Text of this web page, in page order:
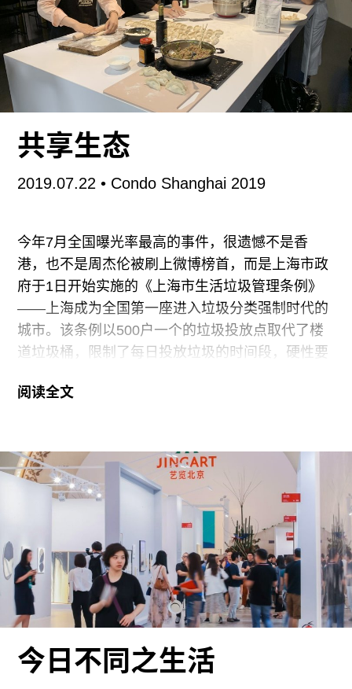
面”等复杂含义，但身为中国人，我在看到这个中日
两国通用的文字时，往往还是习惯性地只想到“感
情”一个层面的意思。关于本届三年展的主题，艺术
总监津田大介在展览概述中是这样说的：
有三种意思，‘感觉导致的心里变化（感情、情
情、关怀（爱情、情趣）’。
……
信息过多也是一种灾难。每天，我们利用各种手段
获取信息，而‘感情’也因此而发生动摇。
……
相较于‘事实’，想要相信某个对象的那种感情要来
由此可见，本届三年展主题中的“情”字需要放到更
广泛的意义网络中来理解。Anna
共享生态
2019.07.22• Condo Shanghai 2019
今年7月全国曝光率最高的事件，很遗憾不是香
港，也不是周杰伦被刷上微博榜首，而是上海市政
府于1日开始实施的《上海市生活垃圾管理条例》
——上海成为全国第一座进入垃圾分类强制时代的
城市。该条例以500户一个的垃圾投放点取代了楼
道垃圾桶，限制了每日投放垃圾的时间段，硬性要
分成四大类（干垃圾、湿垃圾、有害垃圾和可回收
步”，颁布后却引来不少争议：用自上而下的政策向
市民强制灌输环保意识，是否是一种吊诡的生态专
争议之外，这项政策的出台至少高效地迫使每个市
民直面一个不争的残酷现实：在我们的后人类世，
地球生态危在旦夕，空间紧缺，垃圾泛滥成灾，行
动刻不容缓。这倒是给于7月16日开幕的第二届
伦敦画廊主Vanessa Carlos发起的Condo项目，是
阅读全文
今日不同之生活